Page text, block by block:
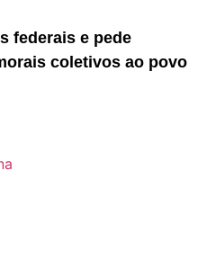
federais e pede
coletivos ao povo